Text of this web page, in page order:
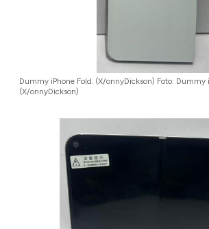
Dummy iPhone Fold. (X/onnyDickson) Foto: Dummy
(X/onnyDickson)